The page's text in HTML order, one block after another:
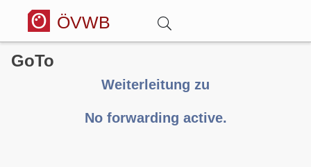
ÖVWB
Anmelden
GoTo
Weiterleitung zu
No forwarding active.